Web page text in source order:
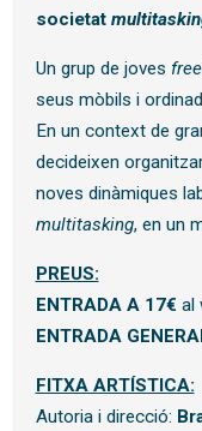
societat
Un grup de joves
seus mòbils i
En un context de
decideixen
multitasking, en un
PREUS:
ENTRADA A 17€ al
ENTRADA
FITXA ARTÍSTICA:
Autoria i direcció: